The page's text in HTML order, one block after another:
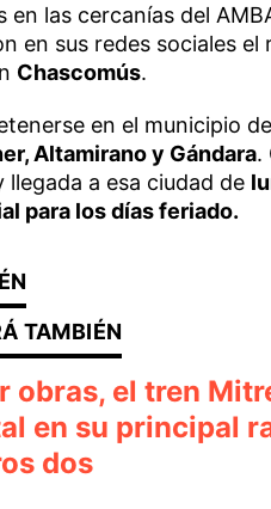
las cercanías del
en sus redes sociales el
Chascomús.
en el municipio
Altamirano y Gándara.
a esa ciudad de
para los días feriado.
obras, el tren
en su principal
dos